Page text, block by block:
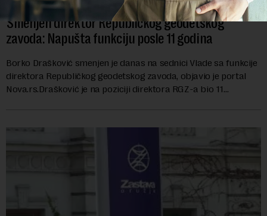
Smenjen direktor Republičkog geodetskog
zavoda: Napušta funkciju posle 11 godina
Borko Drašković smenjen je danas na sednici Vlade sa funkcije
direktora Republičkog geodetskog zavoda, objavio je portal
Nova.rs.Drašković je na poziciji direktora RGZ-a bio 11